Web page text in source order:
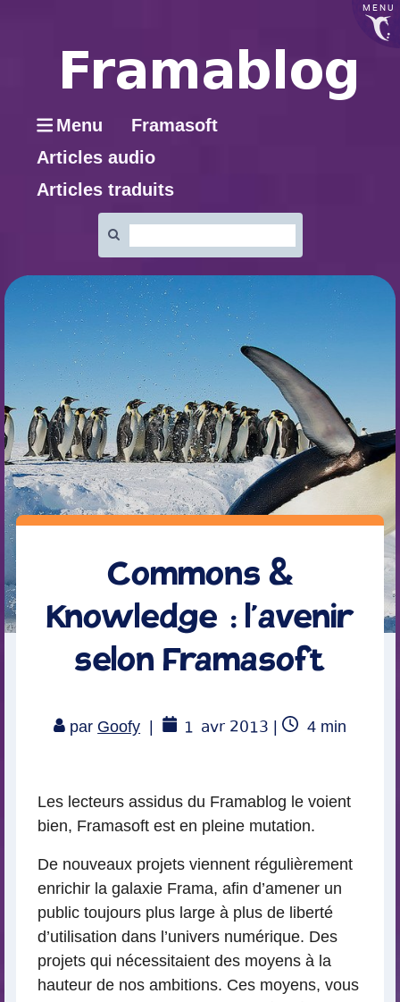
MENU
Menu
Framasoft
Articles audio
Articles traduits
:
Commons &
Knowledge : l’avenir
selon Framasoft
par Goofy 1 avr 2013
Temps
4min
Les lecteurs assidus du Framablog le voient
bien, Framasoft est en pleine mutation.
De nouveaux projets viennent régulièrement
enrichir la galaxie Frama, afin d’amener un
public toujours plus large à plus de liberté
d’utilisation dans l’univers numérique. Des
projets qui nécessitaient des moyens à la
hauteur de nos ambitions. Ces moyens, vous